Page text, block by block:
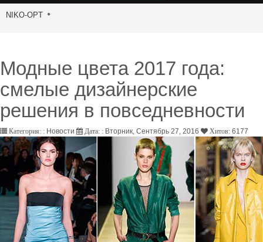
NIKO-OPT
Модные цвета 2017 года:
смелые дизайнерские
решения в повседневности
Категория: : Новости Дата: : Вторник, Сентябрь 27, 2016 Хитов: 6177